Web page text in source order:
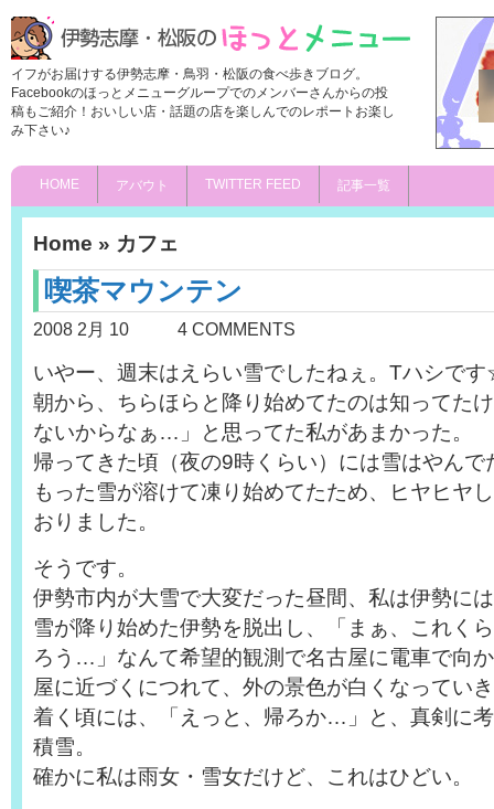
イフがお届けする伊勢志摩・鳥羽・松阪の食べ歩きブログ。
Facebookのほっとメニューグループでのメンバーさんからの投
稿もご紹介！おいしい店・話題の店を楽しんでのレポートお楽し
み下さい♪
HOME アバウト TWITTER FEED 記事一覧
Home » カフェ
喫茶マウンテン
2008 2月 10 4 COMMENTS
いやー、週末はえらい雪でしたねぇ。Tハシで
朝から、ちらほらと降り始めてたのは知ってた
ないからなぁ…」と思ってた私があまかった。
帰ってきた頃（夜の9時くらい）には雪はやんで
もった雪が溶けて凍り始めてたため、ヒヤヒヤ
おりました。
そうです。
伊勢市内が大雪で大変だった昼間、私は伊勢に
雪が降り始めた伊勢を脱出し、「まぁ、これく
ろう…」なんて希望的観測で名古屋に電車で向
屋に近づくにつれて、外の景色が白くなってい
着く頃には、「えっと、帰ろか…」と、真剣に
積雪。
確かに私は雨女・雪女だけど、これはひどい。